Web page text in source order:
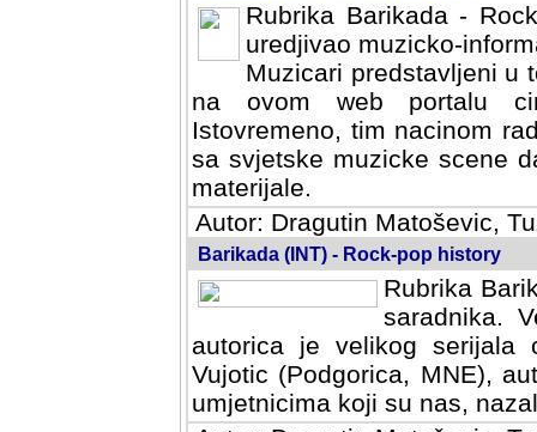
Rubrika Barikada -
uredjivao muzicko-
Muzicari predstavljeni u
na ovom web portalu
Istovremeno, tim nacinom
sa svjetske muzicke scene
materijale.
Autor: Dragutin Matoševic,
Barikada (INT) - Rock-pop history
Rubrika
saradnika.
autorica je velikog serijala
Vujotic (Podgorica, MNE),
umjetnicima koji su nas,